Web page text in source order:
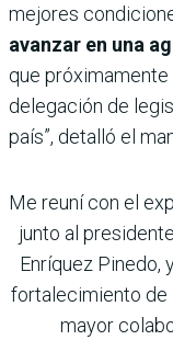
mejores
avanzar en una
que
delegación de
país”, detalló el
Me reuní con el
junto al
Enríquez Pinedo,
fortalecimiento de
mayor